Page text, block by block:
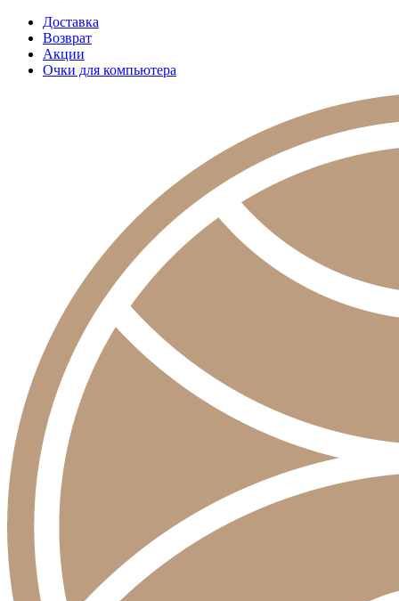
Доставка
Возврат
Акции
Очки для компьютера